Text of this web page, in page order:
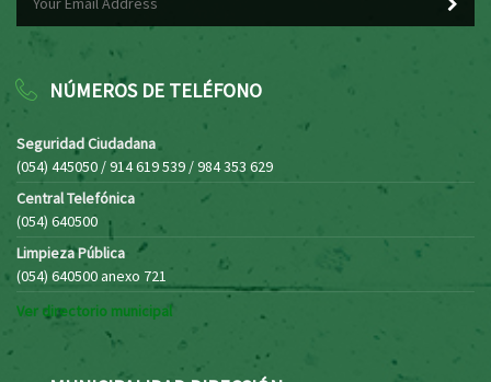
NÚMEROS DE TELÉFONO
Seguridad Ciudadana
(054) 445050 / 914 619 539 / 984 353 629
Central Telefónica
(054) 640500
Limpieza Pública
(054) 640500 anexo 721
Ver directorio municipal